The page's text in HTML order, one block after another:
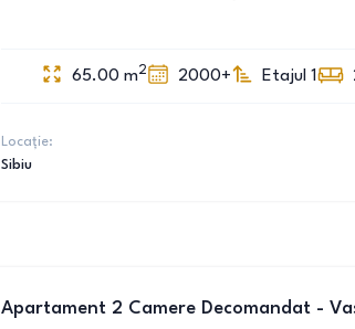
65.00 m2 2000+ Etajul 1
Locație:
Sibiu
Apartament 2 Camere Decomandat -